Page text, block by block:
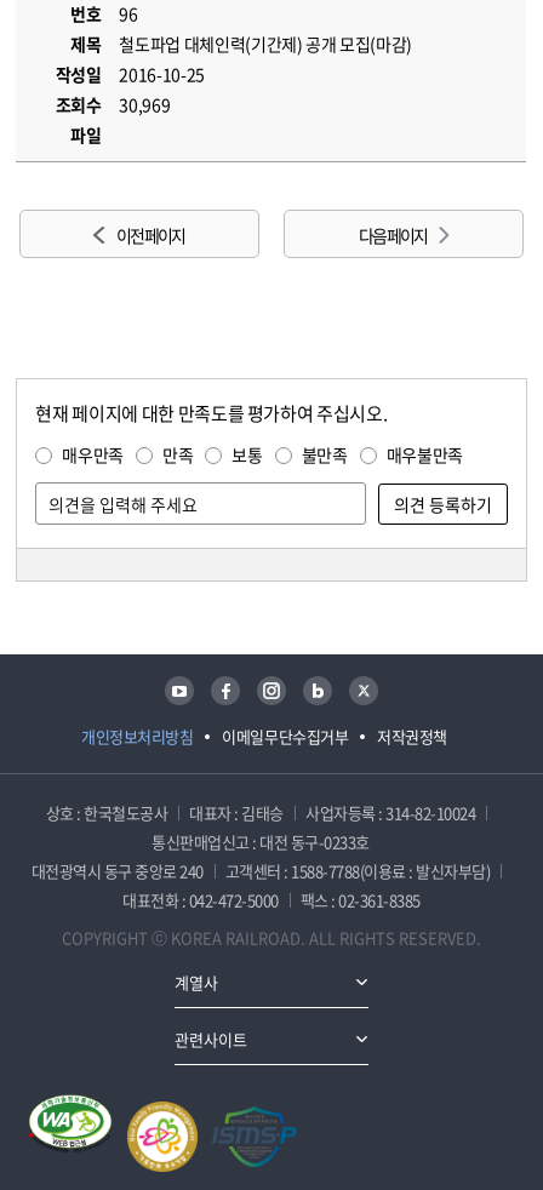
번호
96
제목
철도파업 대체인력(기간제) 공개 모집(마감)
작성일
2016-10-25
조회수
30,969
파일
이전 페이지 다음 페이지
현재 페이지에 대한 만족도를 평가하여 주십시오.
매우만족 만족 보통 불만족 매우불만족
개인정보처리방침 이메일무단수집거부 저작권정책
유튜브 페이스북 인스타그램 블로그 트위터
상호 : 한국철도공사 대표자 : 김태승
사업자등록 : 314-82-10024
통신판매업신고 : 대전 동구-0233호
대전광역시 동구 중앙로 240
고객센터 : 1588-7788(이용료 : 발신자부담)
대표전화 : 042-472-5000
팩스 : 02-361-8385
COPYRIGHT ⓒ KOREA RAILROAD. ALL RIGHTS RESERVED.
계열사
관련사이트